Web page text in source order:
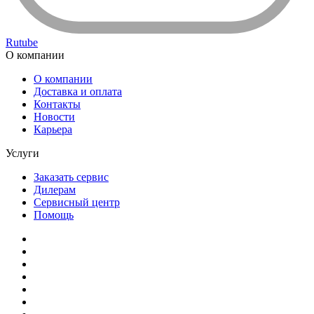
Rutube
О компании
О компании
Доставка и оплата
Контакты
Новости
Карьера
Услуги
Заказать сервис
Дилерам
Сервисный центр
Помощь